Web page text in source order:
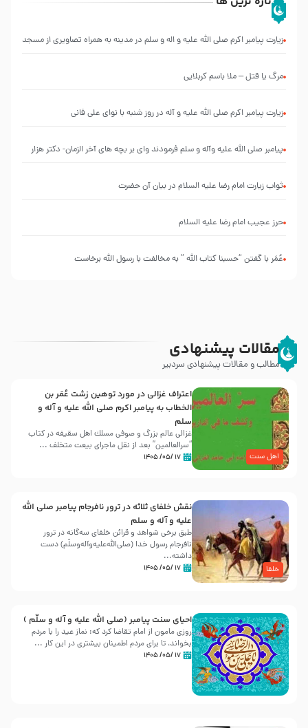
زیارت پیامبر اکرم صلی الله علیه و اله و سلم در مدینه به همراه تصاویری از مسجد
مرگ یا قتل – ملا باسم کربلایی
زیارت پیامبر اکرم صلی الله علیه و آله در روز شنبه با نوای علی فانی
پیامبر صلی الله علیه وآله و سلم فرمودند وای بر بچه های آخر الزمان- دکتر هزار
ثواب زیارت امام رضا علیه السلام در بیان آن حضرت
حرز عجیب امام رضا علیه السلام
عُمَر با گفتن “حسبنا كتاب اللّه ” به مخالفت با رسول اللّه برخاست
مقالات پیشنهادی
مطالب و مقالات پیشنهادی سردبیر
اهل سنت
اعتراف غزالی در مورد توهین زشت عُمَر بن
الخطاب به پیامبر اکرم صلی الله علیه و آله و
سلم
غزالی عالم بزرگ و صوفی مسلك اهل سقيفه در کتاب
“سرالعالمین” بعد از نقل ماجرای بیعت متخلف ...
۱۷ /۰۵/ ۱۴۰۵
خلفا
نقش خلفای ثلاثه در ترور نافرجام پیامبر صلی الله
علیه و آله و سلم
طبق برخی شواهد و قرائن خلفای سه‌گانه در ترور
نافرجام رسول خدا (صلی‌الله‌علیه‌و‌آله‌وسلّم) دست
داشته‌...
۱۷ /۰۵/ ۱۴۰۵
احیای سنت پیامبر (صلی الله علیه و آله و سلّم )
روزی مامون از امام تقاضا کرد که: نماز عید را با مردم
بخواند، تا برای مردم اطمینان بیشتری در این کار ...
۱۷ /۰۵/ ۱۴۰۵